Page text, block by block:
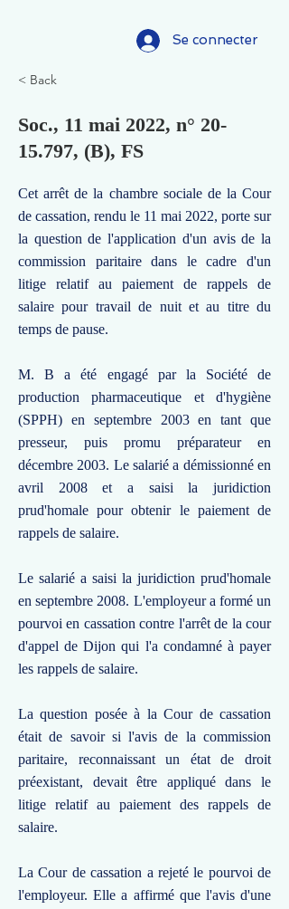
Se connecter
< Back
Soc., 11 mai 2022, n° 20-
15.797, (B), FS
Cet arrêt de la chambre sociale de la Cour
de cassation, rendu le 11 mai 2022, porte sur
la question de l'application d'un avis de la
commission paritaire dans le cadre d'un
litige relatif au paiement de rappels de
salaire pour travail de nuit et au titre du
temps de pause.
M. B a été engagé par la Société de
production pharmaceutique et d'hygiène
(SPPH) en septembre 2003 en tant que
presseur, puis promu préparateur en
décembre 2003. Le salarié a démissionné en
avril 2008 et a saisi la juridiction
prud'homale pour obtenir le paiement de
rappels de salaire.
Le salarié a saisi la juridiction prud'homale
en septembre 2008. L'employeur a formé un
pourvoi en cassation contre l'arrêt de la cour
d'appel de Dijon qui l'a condamné à payer
les rappels de salaire.
La question posée à la Cour de cassation
était de savoir si l'avis de la commission
paritaire, reconnaissant un état de droit
préexistant, devait être appliqué dans le
litige relatif au paiement des rappels de
salaire.
La Cour de cassation a rejeté le pourvoi de
l'employeur. Elle a affirmé que l'avis d'une